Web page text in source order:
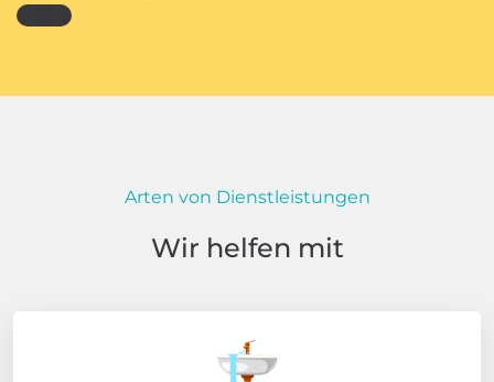
Arten von Dienstleistungen
Wir helfen mit